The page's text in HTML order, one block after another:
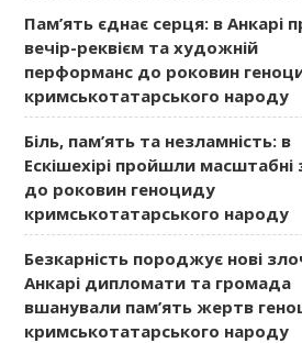
Пам’ять єднає серця: в Анкарі
вечір-реквієм та художній
перформанс до роковин
кримськотатарського народу
Біль, пам’ять та незламність: в
Ескішехірі пройшли масштабні
до роковин геноциду
кримськотатарського народу
Безкарність породжує нові
Анкарі дипломати та громада
вшанували пам’ять жертв
кримськотатарського народу